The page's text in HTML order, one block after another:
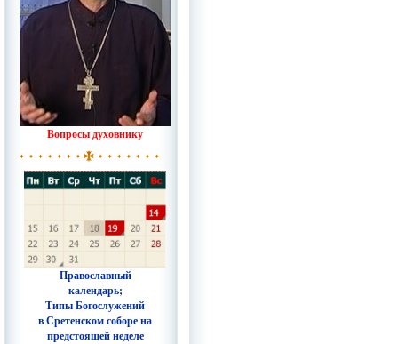
Вопросы духовнику
Православный
календарь;
Типы Богослужений
в Сретенском соборе на
предстоящей неделе